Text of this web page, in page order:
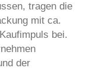
tragen die
mit ca.
bei.
der